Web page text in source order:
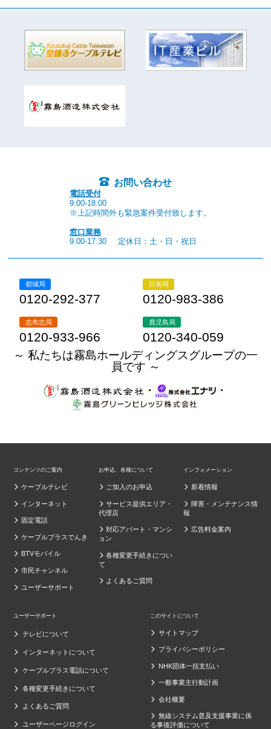
お問い合わせ
電話受付
9:00-18:00
※上記時間外も緊急案件受付致します。
窓口業務
9:00-17:30
定休日：土・日・祝日
都城局
0120-292-377
日南局
0120-983-386
志布志局
0120-933-966
鹿児島局
0120-340-059
～ 私たちは霧島ホールディングスグループの一
員です ～
・
・
コンテンツのご案内
ケーブルテレビ
インターネット
固定電話
ケーブルプラスでんき
BTVモバイル
市民チャンネル
ユーザーサポート
お申込、各種について
ご加入のお申込
サービス提供エリア・
代理店
対応アパート・マンシ
ョン
各種変更手続きについ
て
よくあるご質問
インフォメーション
新着情報
障害・メンテナンス情
報
広告料金案内
ユーザーサポート
テレビについて
インターネットについて
ケーブルプラス電話について
各種変更手続きについて
よくあるご質問
ユーザーページログイン
このサイトについて
サイトマップ
プライバシーポリシー
NHK団体一括支払い
一般事業主行動計画
会社概要
無線システム普及支援事業に係
る事後評価について